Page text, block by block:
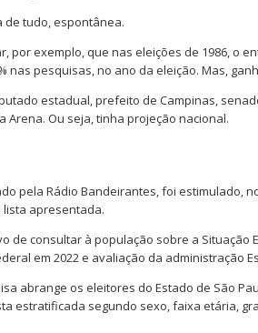
de tudo, espontânea.
por exemplo, que nas eleições de 1986, o
nas pesquisas, no ano da eleição. Mas,
estadual, prefeito de Campinas,
Arena. Ou seja, tinha projeção nacional.
pela Rádio Bandeirantes, foi estimulado,
apresentada.
de consultar à população sobre a Situação
em 2022 e avaliação da administração
abrange os eleitores do Estado de São
estratificada segundo sexo, faixa etária,